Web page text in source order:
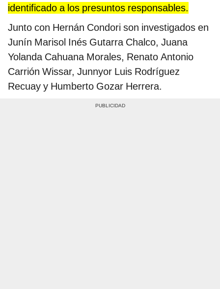
identificado a los presuntos responsables.
Junto con Hernán Condori son investigados en
Junín Marisol Inés Gutarra Chalco, Juana
Yolanda Cahuana Morales, Renato Antonio
Carrión Wissar, Junnyor Luis Rodríguez
Recuay y Humberto Gozar Herrera.